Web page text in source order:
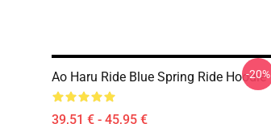
Ao Haru Ride Blue Spring Ride Hoodie
39,51 € - 45,95 €
-20%